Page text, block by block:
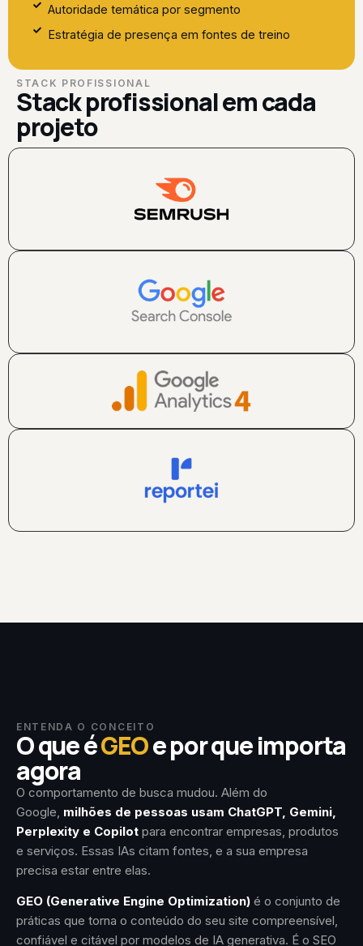
Autoridade temática por segmento
Estratégia de presença em fontes de treino
STACK PROFISSIONAL
Stack profissional em cada
projeto
ENTENDA O CONCEITO
O que éGEOe por que importa
agora
O comportamento de busca mudou. Além do
Google, milhões de pessoas usam ChatGPT, Gemini,
Perplexity e Copilot para encontrar empresas, produtos
e serviços. Essas IAs citam fontes, e a sua empresa
precisa estar entre elas.
GEO (Generative Engine Optimization) é o conjunto de
práticas que torna o conteúdo do seu site compreensível,
confiável e citável por modelos de IA generativa. É o SEO